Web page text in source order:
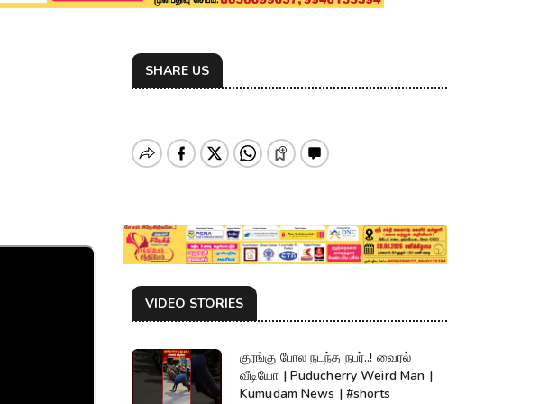
SHARE US
VIDEO STORIES
குரங்கு போல நடந்த நபர்..! வைரல்
வீடியோ | Puducherry Weird Man |
Kumudam News | #shorts